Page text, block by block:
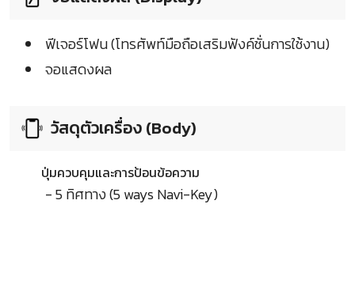
ฟีเจอร์โฟน (โทรศัพท์มือถือเสริมฟังค์ชั่นการใช้งาน)
จอแสดงผล
วัสดุตัวเครื่อง (Body)
ปุ่มควบคุมและการป้อนข้อความ
- 5 ทิศทาง (5 ways Navi-Key)